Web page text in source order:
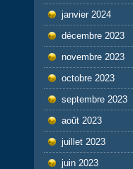
janvier 2024
décembre 2023
novembre 2023
octobre 2023
septembre 2023
août 2023
juillet 2023
juin 2023